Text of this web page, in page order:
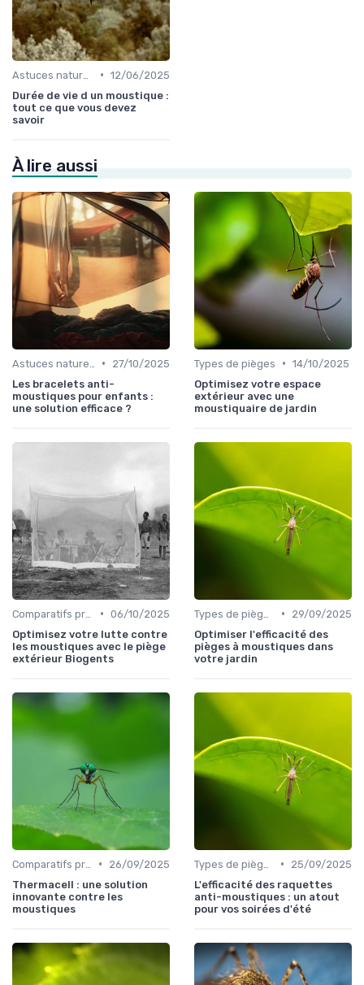
• 12/06/2025
Durée de vie d un moustique :
tout ce que vous devez
savoir
À lire aussi
•
27/10/2025
Les bracelets anti-
moustiques pour enfants :
une solution efficace ?
Types de pièges • 14/10/2025
Optimisez votre espace
extérieur avec une
moustiquaire de jardin
• 06/10/2025
Optimisez votre lutte contre
les moustiques avec le piège
extérieur Biogents
•
29/09/2025
Optimiser l'efficacité des
pièges à moustiques dans
votre jardin
•
26/09/2025
Thermacell : une solution
innovante contre les
moustiques
•
25/09/2025
L'efficacité des raquettes
anti-moustiques : un atout
pour vos soirées d'été